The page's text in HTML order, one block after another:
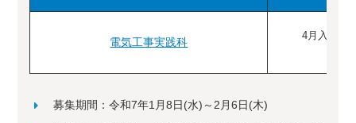
電気工事実践科 4月入所生
募集期間：令和7年1月8日(水)～2月6日(木)